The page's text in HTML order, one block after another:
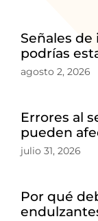
Señales
podrías
agosto 2, 2026
Errores al
pueden
julio 31, 2026
Por qué